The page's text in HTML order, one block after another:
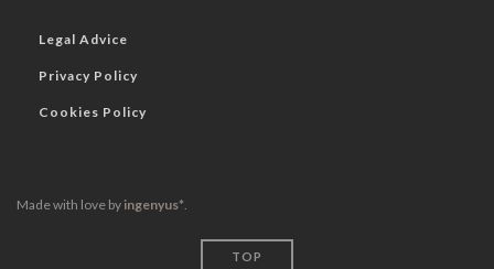
Legal Advice
Privacy Policy
Cookies Policy
Made with love by ingenyus*
TOP